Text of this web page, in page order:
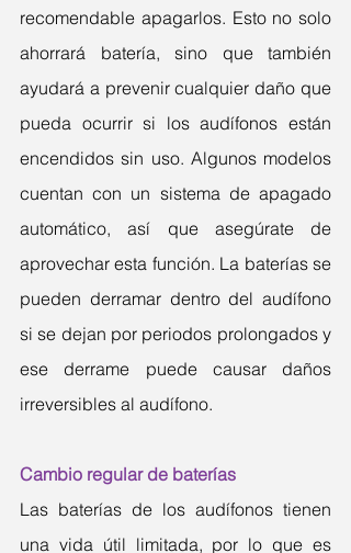
recomendable apagarlos. Esto no solo
ahorrará batería, sino que también
ayudará a prevenir cualquier daño que
pueda ocurrir si los audífonos están
encendidos sin uso. Algunos modelos
cuentan con un sistema de apagado
automático, así que asegúrate de
aprovechar esta función. La baterías se
pueden derramar dentro del audífono
si se dejan por periodos prolongados y
ese derrame puede causar daños
irreversibles al audífono.
Cambio regular de baterías
Las baterías de los audífonos tienen
una vida útil limitada, por lo que es